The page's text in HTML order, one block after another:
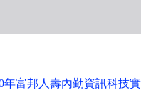
年富邦人壽內勤資訊科技